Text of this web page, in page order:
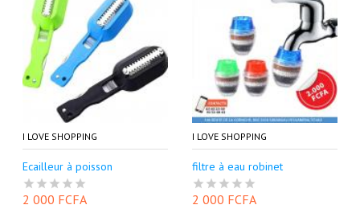
I LOVE SHOPPING
Ecailleur à poisson
2 000 FCFA
I LOVE SHOPPING
filtre à eau robinet
2 000 FCFA